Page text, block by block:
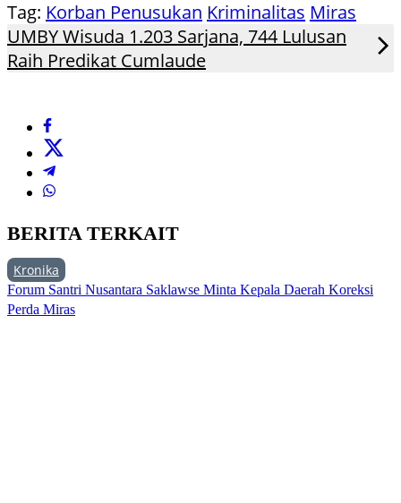
Tag: Korban Penusukan Kriminalitas Miras
UMBY Wisuda 1.203 Sarjana, 744 Lulusan
Raih Predikat Cumlaude
BERITA TERKAIT
Kronika
Forum Santri Nusantara Saklawse Minta Kepala Daerah Koreksi
Perda Miras